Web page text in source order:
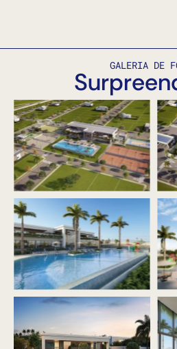
GALERIA DE